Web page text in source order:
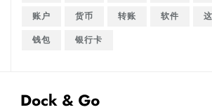
账户
货币 转账 软件
钱包
银行卡